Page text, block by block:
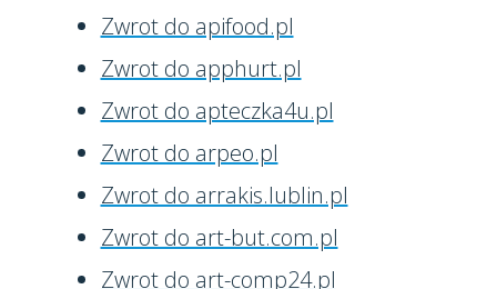
Zwrot do apifood.pl
Zwrot do apphurt.pl
Zwrot do apteczka4u.pl
Zwrot do arpeo.pl
Zwrot do arrakis.lublin.pl
Zwrot do art-but.com.pl
Zwrot do art-comp24.pl